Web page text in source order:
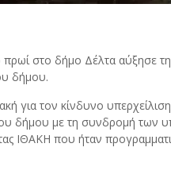
στο δήμο Δέλτα αύξησε
δήμου.
για τον κίνδυνο
δήμου με τη συνδρομή των
ΙΘΑΚΗ που ήταν